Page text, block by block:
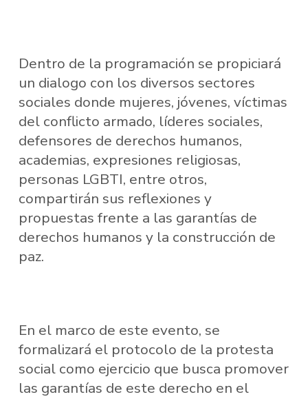
Dentro de la programación se propiciará
un dialogo con los diversos sectores
sociales donde mujeres, jóvenes, víctimas
del conflicto armado, líderes sociales,
defensores de derechos humanos,
academias, expresiones religiosas,
personas LGBTI, entre otros,
compartirán sus reflexiones y
propuestas frente a las garantías de
derechos humanos y la construcción de
paz.
En el marco de este evento, se
formalizará el protocolo de la protesta
social como ejercicio que busca promover
las garantías de este derecho en el